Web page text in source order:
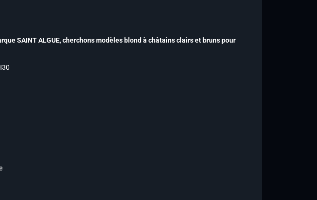
SAINT ALGUE, cherchons modèles blond à châtains clairs et bruns pour